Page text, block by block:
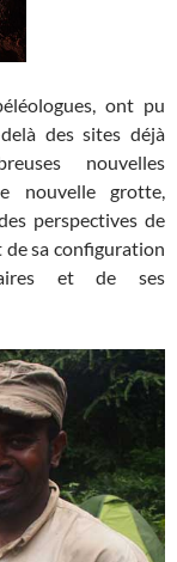
ont pu
des sites déjà
nouvelles
nouvelle grotte,
perspectives de
de sa configuration
et de ses